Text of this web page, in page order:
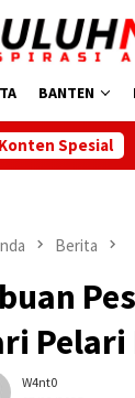
BANTEN
Konten Spesial
Berita
Pelari
W4nt0